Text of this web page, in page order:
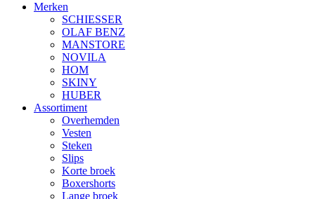
Merken
SCHIESSER
OLAF BENZ
MANSTORE
NOVILA
HOM
SKINY
HUBER
Assortiment
Overhemden
Vesten
Steken
Slips
Korte broek
Boxershorts
Lange broek